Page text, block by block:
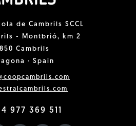
de Cambrils SCCL
- Montbrió, km 2
Cambrils
· Spain
977 369 511